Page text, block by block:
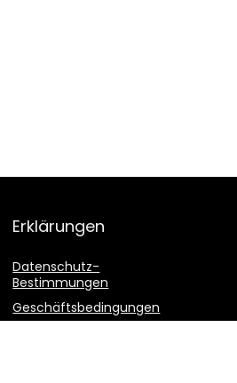
Erklärungen
Datenschutz-
Bestimmungen
Geschäftsbedingungen